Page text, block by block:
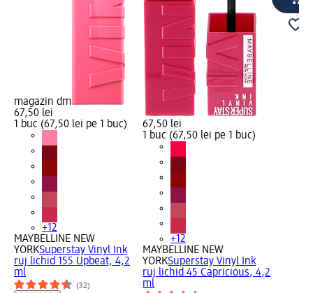
magazin dm
67,50 lei
1 buc (67,50 lei pe 1 buc)
+12
MAYBELLINE NEW
YORKSuperstay Vinyl Ink
ruj lichid 155 Upbeat, 4,2
ml
(32)
67,50 lei
1 buc (67,50 lei pe 1 buc)
+12
MAYBELLINE NEW
YORKSuperstay Vinyl Ink
ruj lichid 45 Capricious, 4,2
ml